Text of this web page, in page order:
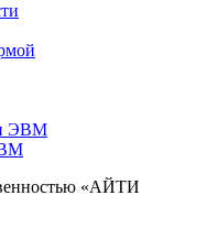
ЭВМ
«АЙТИ